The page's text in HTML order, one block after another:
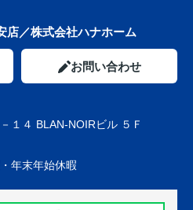
店／株式会社ハナホーム
お問い合わせ
１４ BLAN-NOIRビル ５Ｆ
年末年始休暇